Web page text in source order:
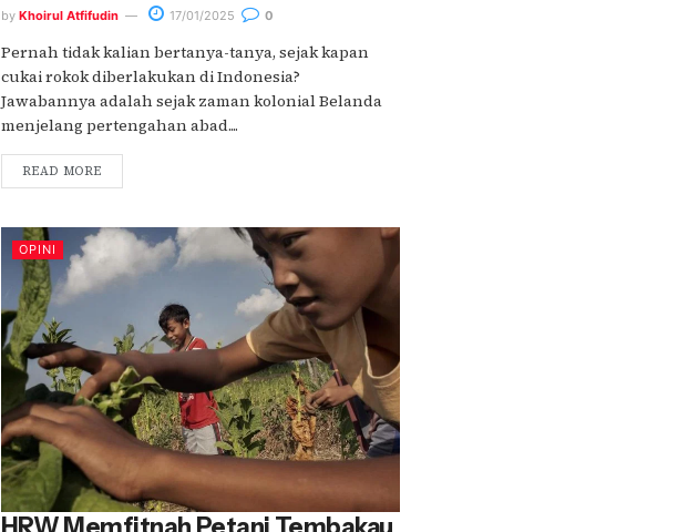
by Khoirul Atfifudin 17/01/2025 0
Pernah tidak kalian bertanya-tanya, sejak kapan
cukai rokok diberlakukan di Indonesia?
Jawabannya adalah sejak zaman kolonial Belanda
menjelang pertengahan abad....
READ MORE
OPINI